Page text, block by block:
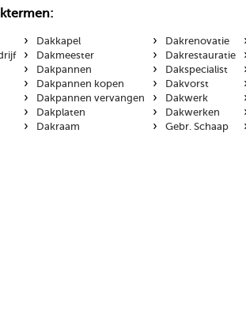
› Dakkapel
› Dakmeester
› Dakpannen
› Dakpannen kopen
› Dakpannen vervangen
› Dakplaten
› Dakraam
› Dakrenovatie
› Dakrestauratie
› Dakspecialist
› Dakvorst
› Dakwerk
› Dakwerken
› Gebr. Schaap